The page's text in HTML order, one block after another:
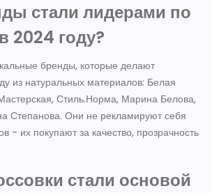
стали лидерами по
2024 году?
бренды, которые делают
из натуральных материалов: Белая
Стиль.Норма, Марина Белова,
Степанова. Они не рекламируют себя
- их покупают за качество, прозрачность
стали основой